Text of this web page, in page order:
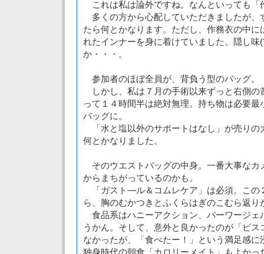
これは私は論外ですね。なんといっても「
多くの方から心配していただきましたが、
たら何とかなります。ただし、作務衣の中
れたインナーを身に着けていました。隠し味
か・・・。
参加者のほぼ全員が、背負う型のバッグ。
しかし、私は７月の手術以来ずっと右側の
って１４時間半は絶対無理。持ち物は必要
バッグに。
「水と塩以外のサポートはなし」が売りの
何とかなりました。
そのウエストバッグの中身。一番大事なカ
からまちがっているのかも。
「ガスト―ル＆コムレケア」は必須。この
ら、胸のむかつきとふくらはぎのこむら返り
食品系はハニーアクション、バーワージェ
うかん。そして、意外と良かったのが「ビ
なかったが、「食べたー！」という満足感
独身時代の朝食「カロリーメイト」もよかっ